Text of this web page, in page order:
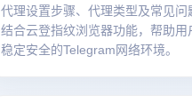
代理设置步骤、代理类型及常见问
结合云登指纹浏览器功能，帮助用
稳定安全的Telegram网络环境。